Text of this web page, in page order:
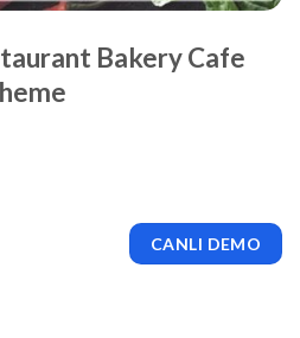
Bakery Cafe
CANLI DEMO